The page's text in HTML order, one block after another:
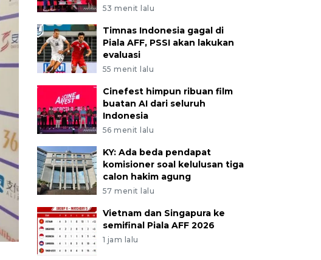
53 menit lalu
Timnas Indonesia gagal di
Piala AFF, PSSI akan lakukan
evaluasi
55 menit lalu
Cinefest himpun ribuan film
buatan AI dari seluruh
Indonesia
56 menit lalu
KY: Ada beda pendapat
komisioner soal kelulusan tiga
calon hakim agung
57 menit lalu
Vietnam dan Singapura ke
semifinal Piala AFF 2026
1 jam lalu